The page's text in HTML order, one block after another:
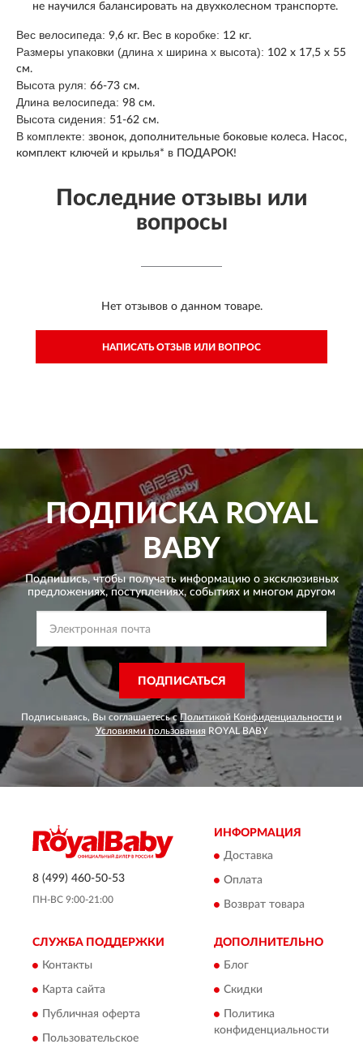
не научился балансировать на двухколесном транспорте.
Вес велосипеда: 9,6 кг. Вес в коробке: 12 кг.
Размеры упаковки (длина х ширина х высота): 102 х 17,5 х 55
см.
Высота руля: 66-73 см.
Длина велосипеда: 98 см.
Высота сидения: 51-62 см.
В комплекте: звонок, дополнительные боковые колеса. Насос,
комплект ключей и крылья* в ПОДАРОК!
Последние отзывы или
вопросы
Нет отзывов о данном товаре.
НАПИСАТЬ ОТЗЫВ ИЛИ ВОПРОС
ПОДПИСКАROYAL
BABY
Подпишись, чтобы получать информацию о эксклюзивных
предложениях,поступлениях, событиях и многом другом
ПОДПИСАТЬСЯ
Подписываясь, Вы соглашаетесь сПолитикой Конфиденциальности и
Условиями пользования ROYAL BABY
8 (499) 460-50-53
ПН-ВС 9:00-21:00
ИНФОРМАЦИЯ
Доставка
Оплата
Возврат товара
СЛУЖБА ПОДДЕРЖКИ
Контакты
Карта сайта
Публичная оферта
Пользовательское
ДОПОЛНИТЕЛЬНО
Блог
Скидки
Политика
конфиденциальности